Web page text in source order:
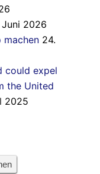
Juni 2026
machen 24.
could expel
the United
2025